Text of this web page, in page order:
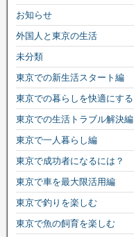
お知らせ
外国人と東京の生活
未分類
東京での新生活スタート編
東京での暮らしを快適にする
東京での生活トラブル解決編
東京で一人暮らし編
東京で成功者になるには？
東京で車を最大限活用編
東京で釣りを楽しむ
東京で魚の飼育を楽しむ